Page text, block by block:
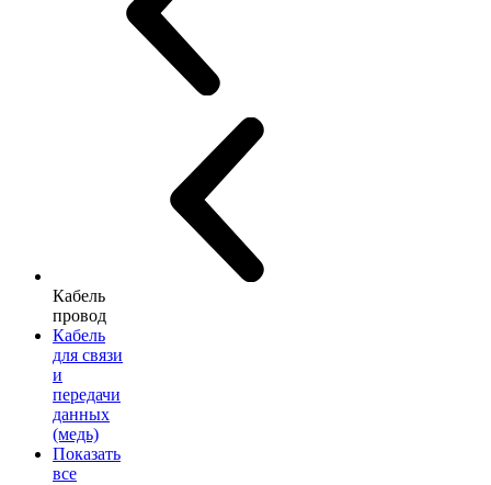
Кабель
провод
Кабель
для связи
и
передачи
данных
(медь)
Показать
все